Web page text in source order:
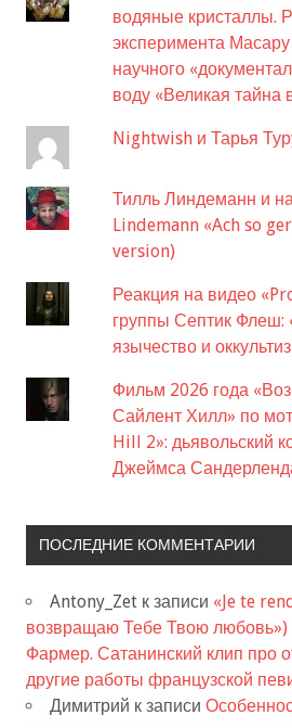
водяные кристаллы.
эксперимента
научного
воду «Великая тайна
Nightwish и Тарья
Тилль Линдеманн и
Lindemann «Ach so
version)
Реакция на видео
группы Септик Флеш:
язычество и
Фильм 2026 года
Сайлент Хилл» по
Hill 2»: дьявольский
Джеймса
ПОСЛЕДНИЕ КОММЕНТАРИИ
Antony_Zet к записи «Je te
возвращаю Тебе Твою
Фармер. Сатанинский клип про
другие работы французской
Димитрий к записи